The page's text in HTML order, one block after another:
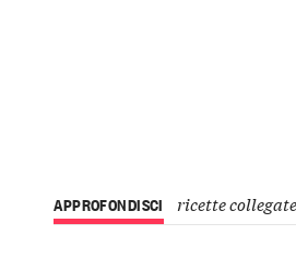
APPROFONDISCI ricette collegate